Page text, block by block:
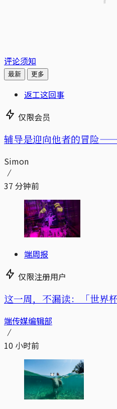
评论须知
最新 更多
返工这回事
仅限会员
辅导是迎向他者的冒险
Simon
37 分钟前
端周报
仅限注册用户
这一周，不漏读：「世界
端传媒编辑部
10 小时前